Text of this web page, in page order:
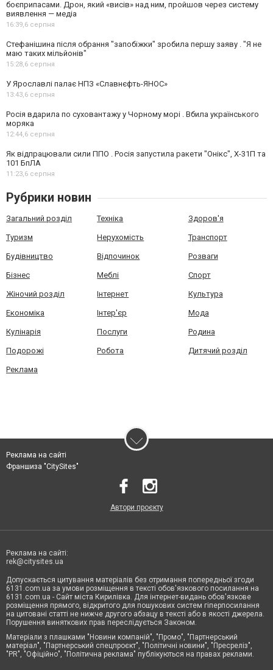
боєприпасами. Дрон, який «висів» над ним, пройшов через систему
виявлення — медіа
16:39,6 серпня
Стефанішина після обрання "запобіжки" зробила першу заяву . "Я не
маю таких мільйонів"
15:28,6 серпня
У Ярославлі палає НПЗ «Славнєфть-ЯНОС»
13:43,6 серпня
Росія вдарила по суховантажу у Чорному морі . Вбила українського
моряка
12:44,6 серпня
Як відпрацювали сили ППО . Росія запустила ракети "Онікс", Х-31П та
101 БпЛА
11:23,6 серпня
Рубрики новин
Загальний розділ Техніка Здоров'я
Туризм Нерухомість Транспорт
Будівництво Відпочинок Розваги
Бізнес Меблі Спорт
Жіночий розділ Інтернет Культура
Економіка Інтер'єр Мода
Кулінарія Послуги Родина
Подорожі Робота Дитячий розділ
Реклама
Реклама на сайті
Франшиза "CitySites"
Автори проєкту
Реклама на сайті:
rek@citysites.ua
Допускається цитування матеріалів без отримання попередньої згоди
6131.com.ua за умови розміщення в тексті обов'язкового посилання на
6131.com.ua - Сайт міста Кирилівка. Для інтернет-видань обов'язкове
розміщення прямого, відкритого для пошукових систем гіперпосилання
на цитовані статті не нижче другого абзацу в тексті або в якості джерела.
Порушення виняткових прав переслідується Законом.
Матеріали з плашками "Новини компаній", "Промо", "Партнерський
матеріал", "Партнерський спецпроєкт", "Політичні новини", "Пресреліз",
"PR", "Офіційно", "Політична реклама" публікуються на правах реклами.